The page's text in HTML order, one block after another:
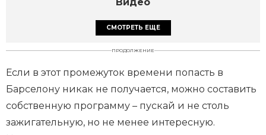
СМОТРЕТЬ ЕЩЕ
ПРОДОЛЖЕНИЕ
Если в этот промежуток времени попасть в
Барселону никак не получается, можно составить
собственную программу – пускай и не столь
зажигательную, но не менее интересную.